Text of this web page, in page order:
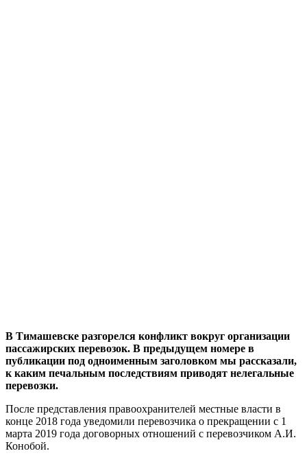
В Тимашевске разгорелся конфликт вокруг организации
пассажирских перевозок. В предыдущем номере в
публикации под одноименным заголовком мы рассказали,
к каким печальным последствиям приводят нелегальные
перевозки.
После представления правоохранителей местные власти в
конце 2018 года уведомили перевозчика о прекращении с 1
марта 2019 года договорных отношений с перевозчиком А.И.
Конобой.